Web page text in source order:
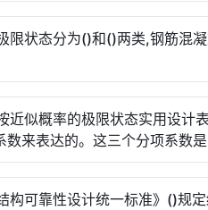
限状态分为()和()两类,钢筋混
近似概率的极限状态实用设计
数来表达的。这三个分项系数是
构可靠性设计统一标准》()规